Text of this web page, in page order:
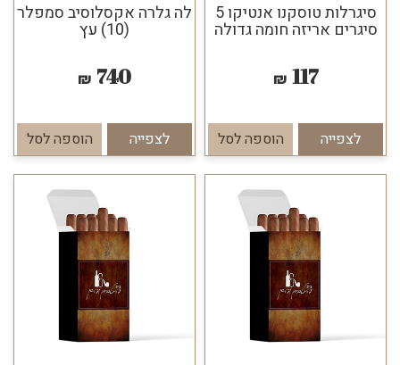
סיגרלות טוסקנו אנטיקו 5
סיגרים אריזה חומה גדולה
117
₪
לצפייה הוספה לסל
לה גלרה אקסלוסיב סמפלר
(10) עץ
740
₪
לצפייה הוספה לסל